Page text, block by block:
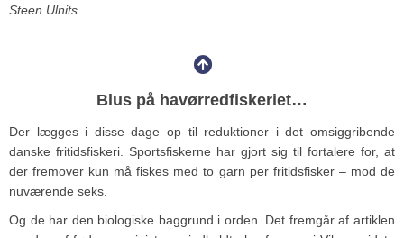
Steen Ulnits
Blus på havørredfiskeriet…
Der lægges i disse dage op til reduktioner i det omsiggribende
danske fritidsfiskeri. Sportsfiskerne har gjort sig til fortalere for, at
der fremover kun må fiskes med to garn per fritidsfisker – mod de
nuværende seks.
Og de har den biologiske baggrund i orden. Det fremgår af artiklen